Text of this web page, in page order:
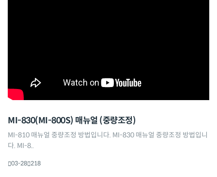
MI-830(MI-800S) 매뉴얼 (중량조정)
MI-810 매뉴얼 중량조정 방법입니다. MI-830 매뉴얼 중량조정 방법입니
다. MI-8..
03-28 218